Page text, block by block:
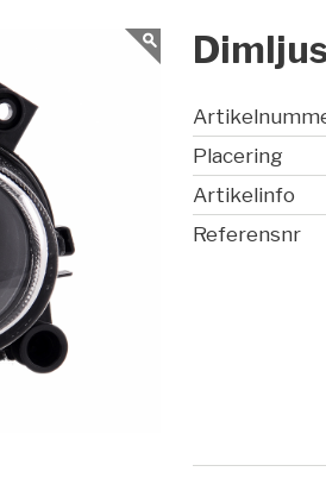
Placering
Artikelinfo
Referensnr